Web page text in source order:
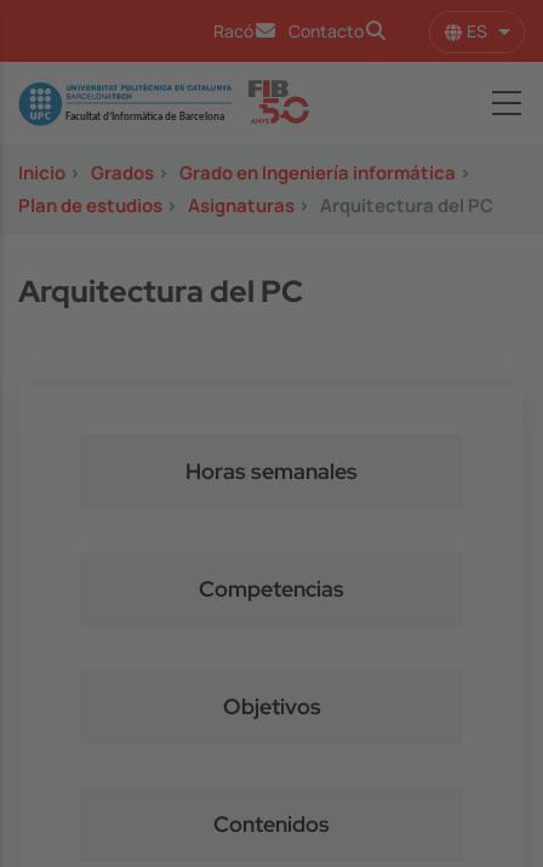
Racó Contacto ES
Image
Inicio > Grados > Grado en Ingeniería informática >
Plan de estudios > Asignaturas > Arquitectura del PC
Arquitectura del PC
Horas semanales
Competencias
Objetivos
Contenidos